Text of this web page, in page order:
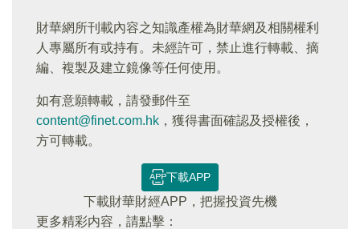
財華網所刊載內容之知識產權為財華網及相關權利
人專屬所有或持有。未經許可，禁止進行轉載、摘
編、複製及建立鏡像等任何使用。
如有意願轉載，請發郵件至
content@finet.com.hk ，獲得書面確認及授權後，
方可轉載。
下載APP
下載財華財經APP，把握投資先機
更多精彩内容，請點擊：